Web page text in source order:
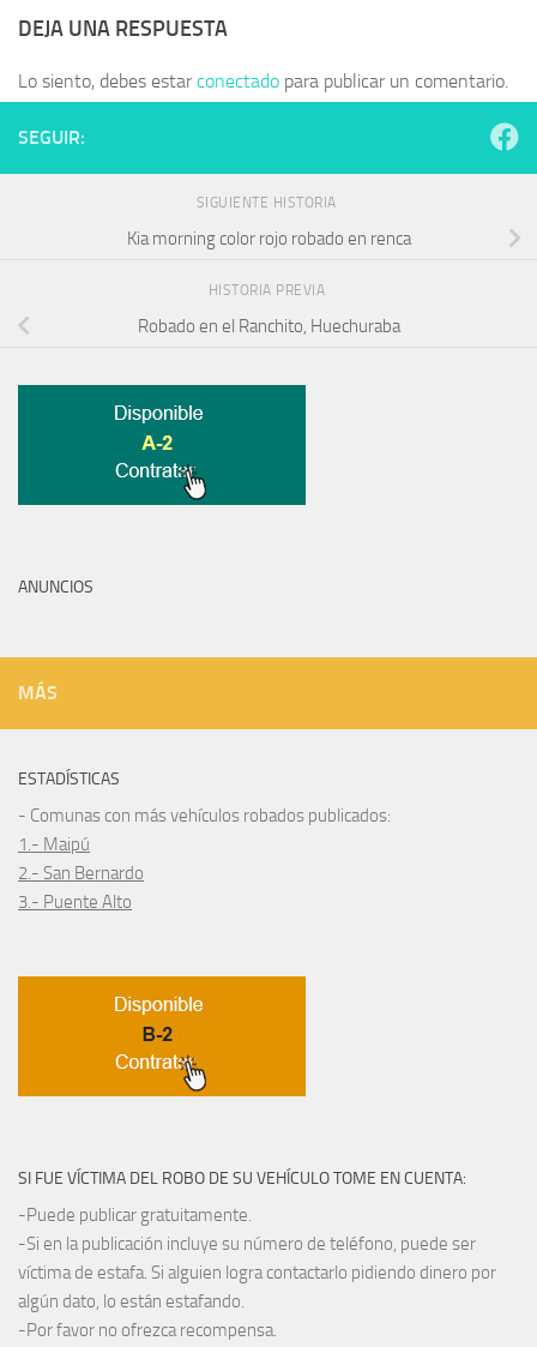
DEJA UNA RESPUESTA
Lo siento, debes estarconectado para publicar un comentario.
SEGUIR:
SIGUIENTE HISTORIA
Kia morning color rojo robado en renca
HISTORIA PREVIA
Robado en el Ranchito, Huechuraba
ANUNCIOS
MÁS
ESTADÍSTICAS
- Comunas con más vehículos robados publicados:
1.- Maipú
2.- San Bernardo
3.- Puente Alto
SI FUE VÍCTIMA DEL ROBO DE SU VEHÍCULO TOME EN CUENTA:
-Puede publicar gratuitamente.
-Si en la publicación incluye su número de teléfono, puede ser
víctima de estafa. Si alguien logra contactarlo pidiendo dinero por
algún dato, lo están estafando.
-Por favor no ofrezca recompensa.